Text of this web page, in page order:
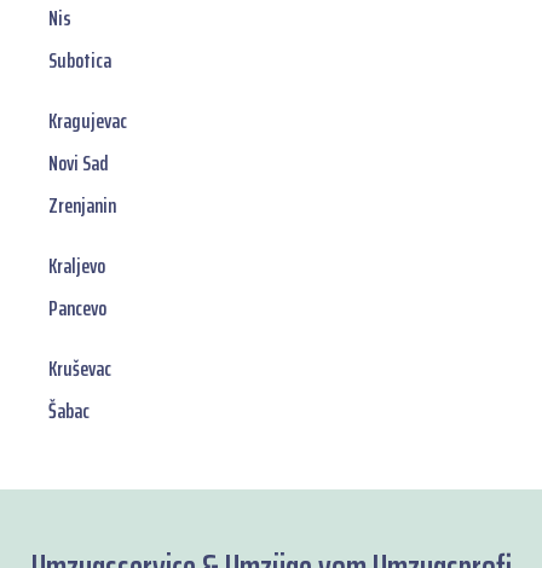
Nis
Subotica
Kragujevac
Novi Sad
Zrenjanin
Kraljevo
Pancevo
Kruševac
Šabac